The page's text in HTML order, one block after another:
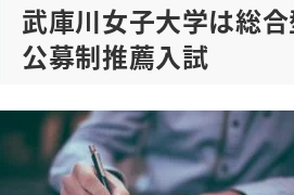
武庫川女子大学は総
公募制推薦入試